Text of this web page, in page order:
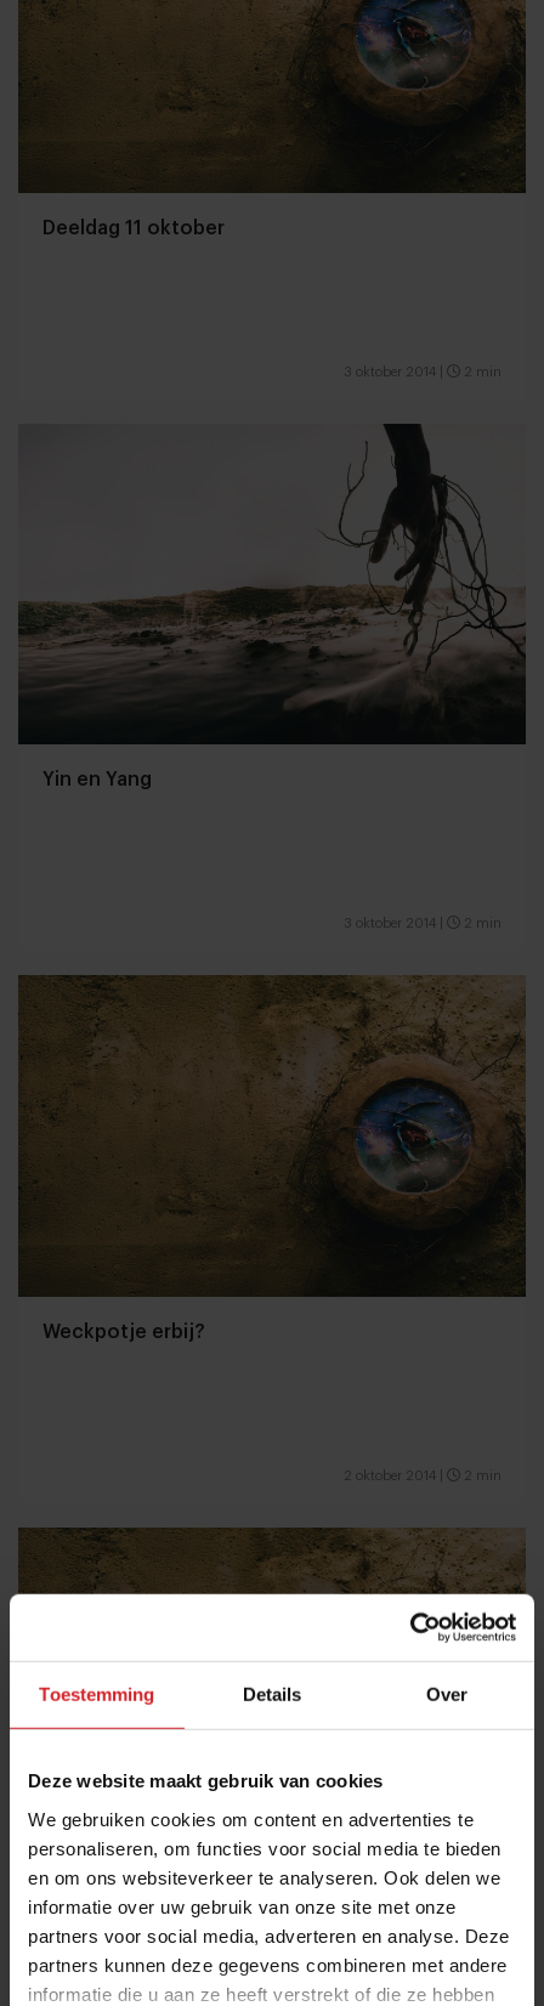
Toestemming Details Over
Deze website maakt gebruik van cookies
We gebruiken cookies om content en advertenties te
personaliseren, om functies voor social media te bieden
en om ons websiteverkeer te analyseren. Ook delen we
informatie over uw gebruik van onze site met onze
partners voor social media, adverteren en analyse. Deze
partners kunnen deze gegevens combineren met andere
informatie die u aan ze heeft verstrekt of die ze hebben
Deeldag 11 oktober
3 oktober 2014 2 min
Yin en Yang
3 oktober 2014 2 min
Weckpotje erbij?
2 oktober 2014 2 min
Markthal R'dam